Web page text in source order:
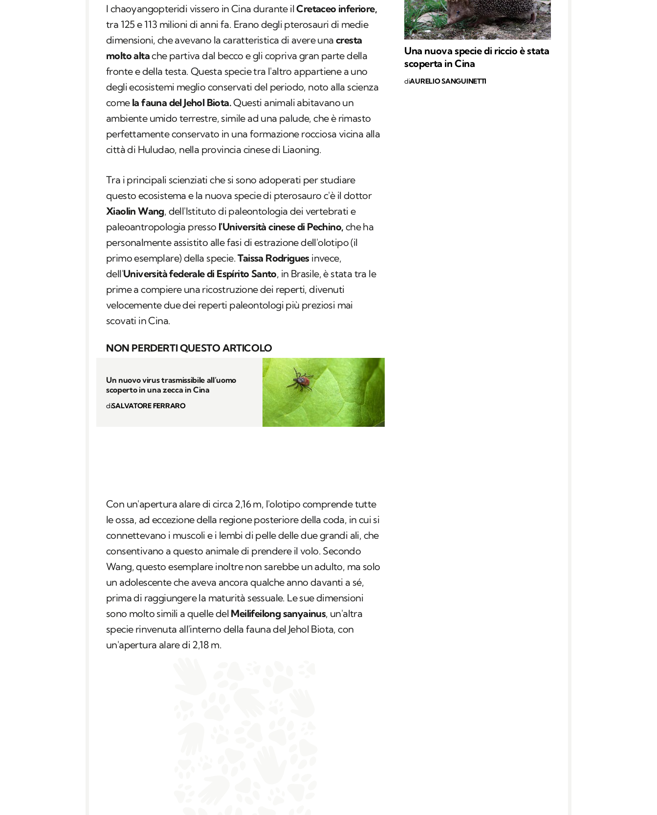
I chaoyangopteridi vissero in Cina durante ilCretaceo inferiore,
tra 125 e 113 milioni di anni fa. Erano degli pterosauri di medie
dimensioni, che avevano la caratteristica di avere una cresta
molto altache partiva dal becco e gli copriva gran parte della
fronte e della testa. Questa specie tra l'altro appartiene a uno
degli ecosistemi meglio conservati del periodo, noto alla scienza
comela fauna del Jehol Biota.Questi animali abitavano un
ambiente umido terrestre, simile ad una palude, che è rimasto
perfettamente conservato in una formazione rocciosa vicina alla
città di Huludao, nella provincia cinese di Liaoning.
Tra i principali scienziati che si sono adoperati per studiare
questo ecosistema e la nuova specie di pterosauro c'è il dottor
Xiaolin Wang, dell'Istituto di paleontologia dei vertebrati e
paleoantropologia presso l'Università cinese di Pechino, che ha
personalmente assistito alle fasi di estrazione dell'olotipo (il
primo esemplare) della specie.Taissa Rodriguesinvece,
dell'Università federale di Espírito Santo, in Brasile, è stata tra le
prime a compiere una ricostruzione dei reperti, divenuti
velocemente due dei reperti paleontologi più preziosi mai
scovati in Cina.
NON PERDERTI QUESTO ARTICOLO
Un nuovo virus trasmissibile all’uomo
scoperto in una zecca in Cina
diSALVATORE FERRARO
Con un'apertura alare di circa 2,16 m, l'olotipo comprende tutte
le ossa, ad eccezione della regione posteriore della coda, in cui si
connettevano i muscoli e i lembi di pelle delle due grandi ali, che
consentivano a questo animale di prendere il volo. Secondo
Wang, questo esemplare inoltre non sarebbe un adulto, ma solo
un adolescente che aveva ancora qualche anno davanti a sé,
prima di raggiungere la maturità sessuale. Le sue dimensioni
sono molto simili a quelle del Meilifeilong sanyainus, un'altra
specie rinvenuta all'interno della fauna del Jehol Biota, con
un'apertura alare di 2,18 m.
Una nuova specie di riccio è stata
scoperta in Cina
diAURELIO SANGUINETTI